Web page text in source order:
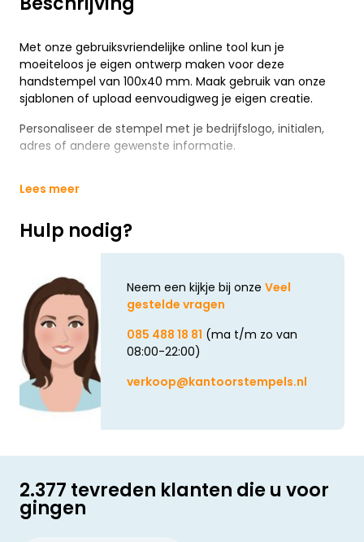
Met onze gebruiksvriendelijke online tool kun je
moeiteloos je eigen ontwerp maken voor deze
handstempel van 100x40 mm. Maak gebruik van onze
sjablonen of upload eenvoudigweg je eigen creatie.
Personaliseer de stempel met je bedrijfslogo, initialen,
adres of andere gewenste informatie.
Lees meer
Hulp nodig?
Neem een kijkje bij onze Veel
gestelde vragen
085 488 18 81 (ma t/m zo van
08:00-22:00)
verkoop@kantoorstempels.nl
2.377 tevreden klanten die u voor
gingen